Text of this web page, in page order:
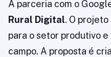
A parceria com o
Rural Digital. O
para o setor produtivo
campo. A proposta é